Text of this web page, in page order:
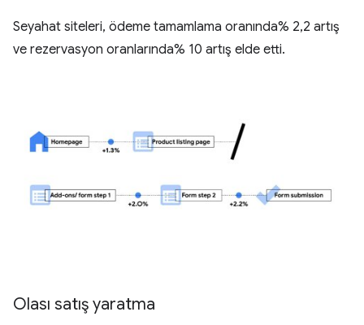
Seyahat siteleri, ödeme tamamlama oranında% 2,2 artış
ve rezervasyon oranlarında% 10 artış elde etti.
Olası satış yaratma